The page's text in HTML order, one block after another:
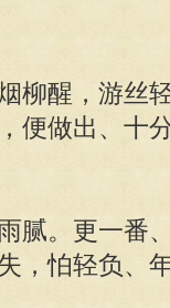
柳醒，游丝
便做出、十
腻。更一番
，怕轻负、